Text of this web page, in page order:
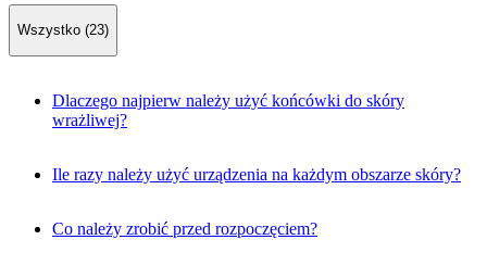
Wszystko (23)
Dlaczego najpierw należy użyć końcówki do skóry
wrażliwej?
Ile razy należy użyć urządzenia na każdym obszarze skóry?
Co należy zrobić przed rozpoczęciem?